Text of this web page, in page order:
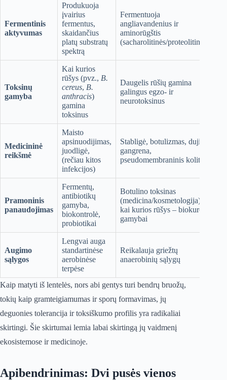
Fermentinis
aktyvumas
Produkuoja
įvairius
fermentus,
skaidančius
platų substratų
spektrą
Fermentuoja
angliavandenius ir
aminorūgštis
(sacharolitinės/proteolitinės)
Toksinų
gamyba
Kai kurios
rūšys (pvz., B.
cereus, B.
anthracis)
gamina
toksinus
Daugelis rūšių gamina
galingus egzo- ir
neurotoksinus
Medicininė
reikšmė
Maisto
apsinuodijimas,
juodligė,
(rečiau kitos
infekcijos)
Stabligė, botulizmas, dujinė
gangrena,
pseudomembraninis kolitas
Pramoninis
panaudojimas
Fermentų,
antibiotikų
gamyba,
biokontrolė,
probiotikai
Botulino toksinas
(medicina/kosmetologija),
kai kurios rūšys – biokuro
gamybai
Augimo
sąlygos
Lengvai auga
standartinėse
aerobinėse
terpėse
Reikalauja griežtų
anaerobinių sąlygų
Kaip matyti iš lentelės, nors abi gentys turi bendrų bruožų,
tokių kaip gramteigiamumas ir sporų formavimas, jų
deguonies tolerancija ir toksiškumo profilis yra radikaliai
skirtingi. Šie skirtumai lemia labai skirtingą jų vaidmenį
ekosistemose ir medicinoje.
Apibendrinimas: Dvi pusės vienos